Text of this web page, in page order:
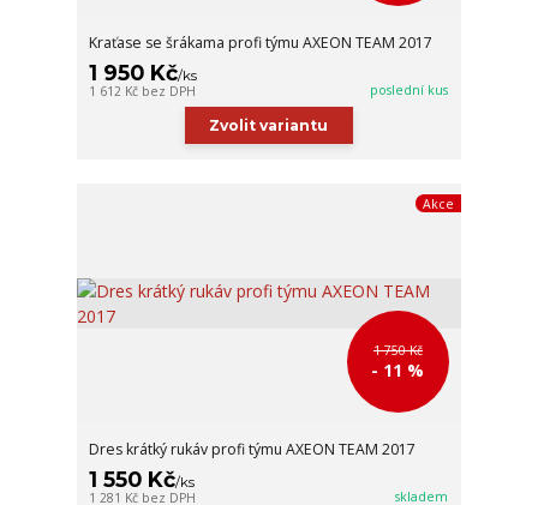
Kraťase se šrákama profi týmu AXEON TEAM 2017
1 950 Kč/ks
1 612 Kč bez DPH poslední kus
Zvolit variantu
Akce
1 750 Kč
- 11 %
Dres krátký rukáv profi týmu AXEON TEAM 2017
1 550 Kč/ks
1 281 Kč bez DPH skladem